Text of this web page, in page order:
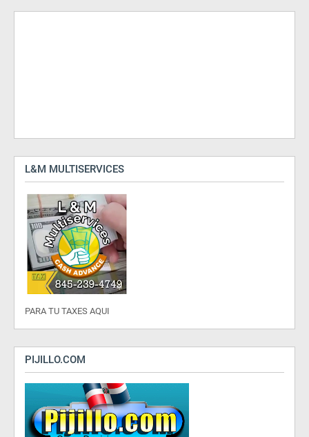
L&M MULTISERVICES
PARA TU TAXES AQUI
PIJILLO.COM